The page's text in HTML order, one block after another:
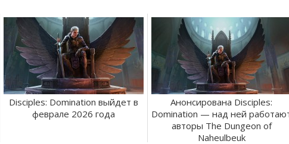
Disciples: Domination выйдет в
феврале 2026 года
Анонсирована Disciples:
Domination — над ней
авторы The Dungeon of
Naheulbeuk